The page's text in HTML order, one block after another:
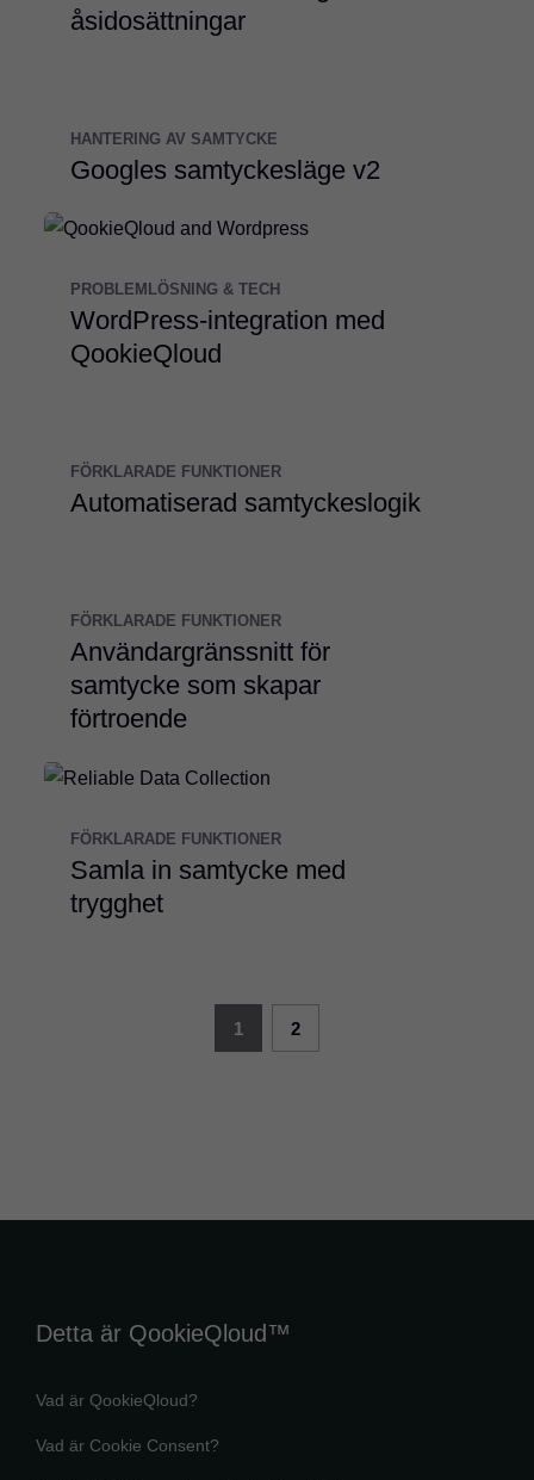
åsidosättningar
HANTERING AV SAMTYCKE
Googles samtyckesläge v2
PROBLEMLÖSNING & TECH
WordPress-integration med
QookieQloud
FÖRKLARADE FUNKTIONER
Automatiserad samtyckeslogik
FÖRKLARADE FUNKTIONER
Användargränssnitt för
samtycke som skapar
förtroende
FÖRKLARADE FUNKTIONER
Samla in samtycke med
trygghet
1 2
Detta är QookieQloud™
Vad är QookieQloud?
Vad är Cookie Consent?